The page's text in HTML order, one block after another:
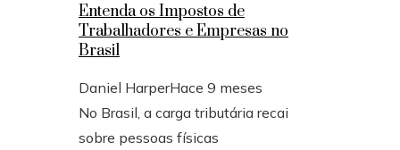
Entenda os Impostos de
Trabalhadores e Empresas no
Brasil
Daniel HarperHace 9 meses
No Brasil, a carga tributária recai
sobre pessoas físicas